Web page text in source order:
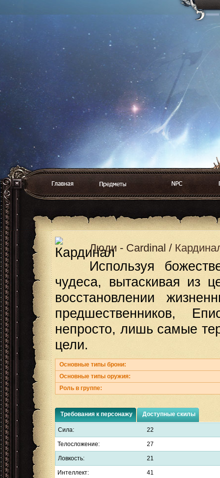
Люди - Cardinal /
Используя
чудеса, вытаскивая из
восстановлении
предшественников,
непросто, лишь самые
цели.
Основные типы брони:
Основные типы оружия:
Роль в группе:
Требования к персонажу Доступные скилы
Сила: 22
Телосложение: 27
Ловкость: 21
Интеллект: 41